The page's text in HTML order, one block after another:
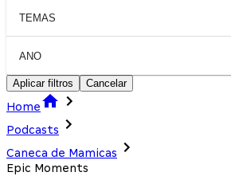
TEMAS
ANO
Aplicar filtros Cancelar
Home
Podcasts
Caneca de Mamicas
Epic Moments